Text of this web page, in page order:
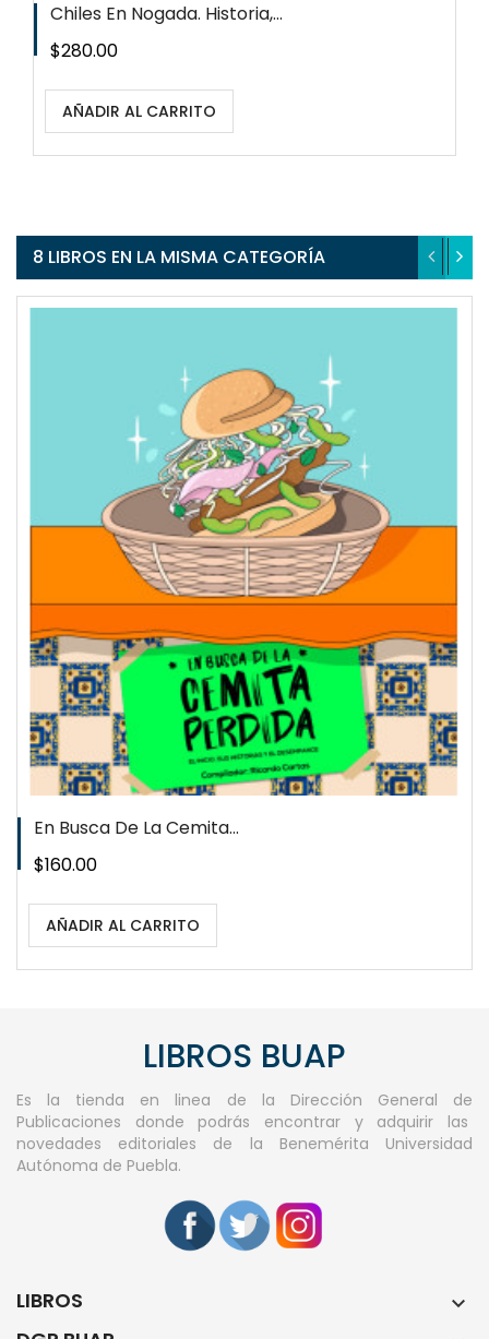
Chiles En Nogada. Historia,...
Precio
$280.00
AÑADIR AL CARRITO
8 LIBROS EN LA MISMA CATEGORÍA
En Busca De La Cemita...
Precio
$160.00
AÑADIR AL CARRITO
QUICKVIEW
WISHLIST
LIBROS BUAP
Es la tienda en linea de la Dirección General de
Publicaciones donde podrás encontrar y adquirir las
novedades editoriales de la Benemérita Universidad
Autónoma de Puebla.
LIBROS 